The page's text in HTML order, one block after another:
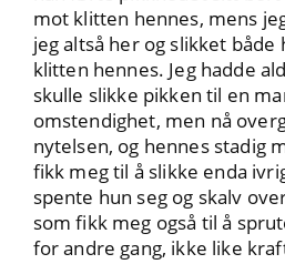
mot klitten hennes, mens
jeg altså her og slikket både
klitten hennes. Jeg hadde
skulle slikke pikken til en
omstendighet, men nå
nytelsen, og hennes stadig
fikk meg til å slikke enda
spente hun seg og skalv
som fikk meg også til å
for andre gang, ikke like